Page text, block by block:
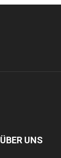
ÜBER UNS